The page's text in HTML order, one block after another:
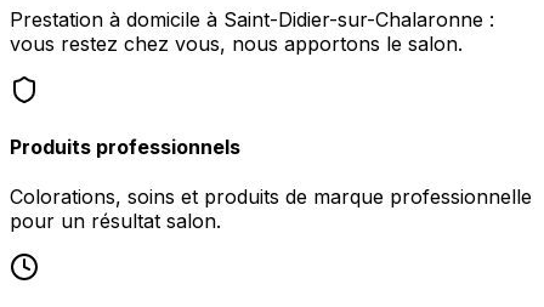
Prestation à domicile à Saint-Didier-sur-Chalaronne :
vous restez chez vous, nous apportons le salon.
Produits professionnels
Colorations, soins et produits de marque professionnelle
pour un résultat salon.